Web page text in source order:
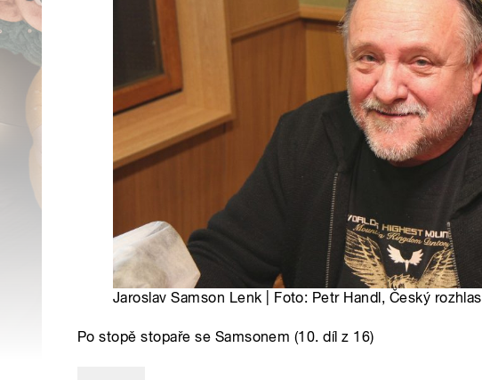
Jaroslav Samson Lenk | Foto: Petr Handl, Český rozhlas
Po stopě stopaře se Samsonem (10. díl z 16)